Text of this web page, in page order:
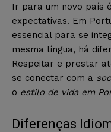
Ir para um novo país
expectativas. Em
essencial para se
mesma língua, há
Respeitar e prestar
se conectar com a
o estilo de vida em
Diferenças